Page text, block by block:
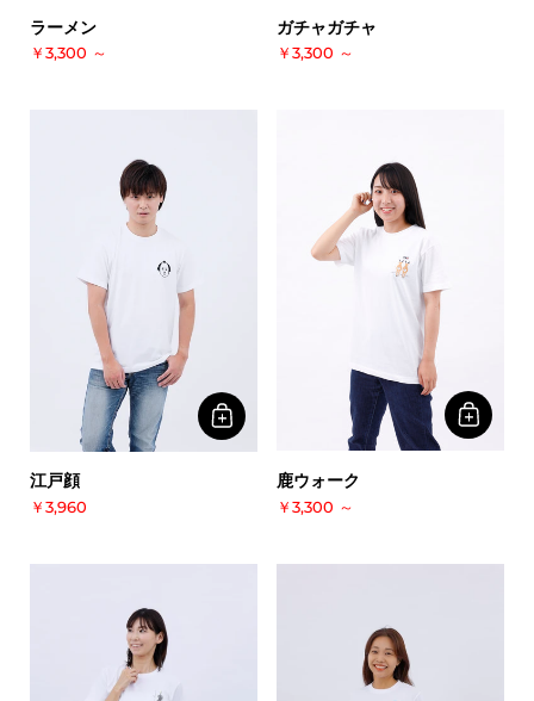
ラーメン
￥3,300 ～
ガチャガチャ
￥3,300 ～
江戸顔
￥3,960
鹿ウォーク
￥3,300 ～